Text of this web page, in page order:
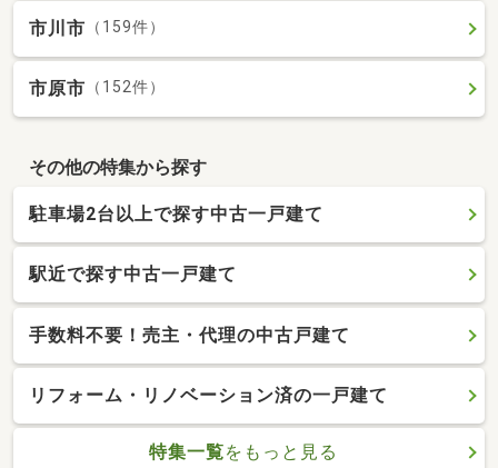
市川市 （159件）
市原市 （152件）
その他の特集から探す
駐車場2台以上で探す中古一戸建て
駅近で探す中古一戸建て
手数料不要！売主・代理の中古戸建て
リフォーム・リノベーション済の一戸建て
特集一覧をもっと見る